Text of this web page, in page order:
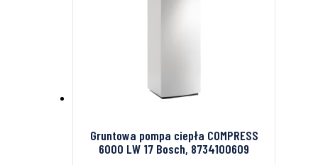
Gruntowa pompa ciepła COMPRESS
6000 LW 17 Bosch, 8734100609